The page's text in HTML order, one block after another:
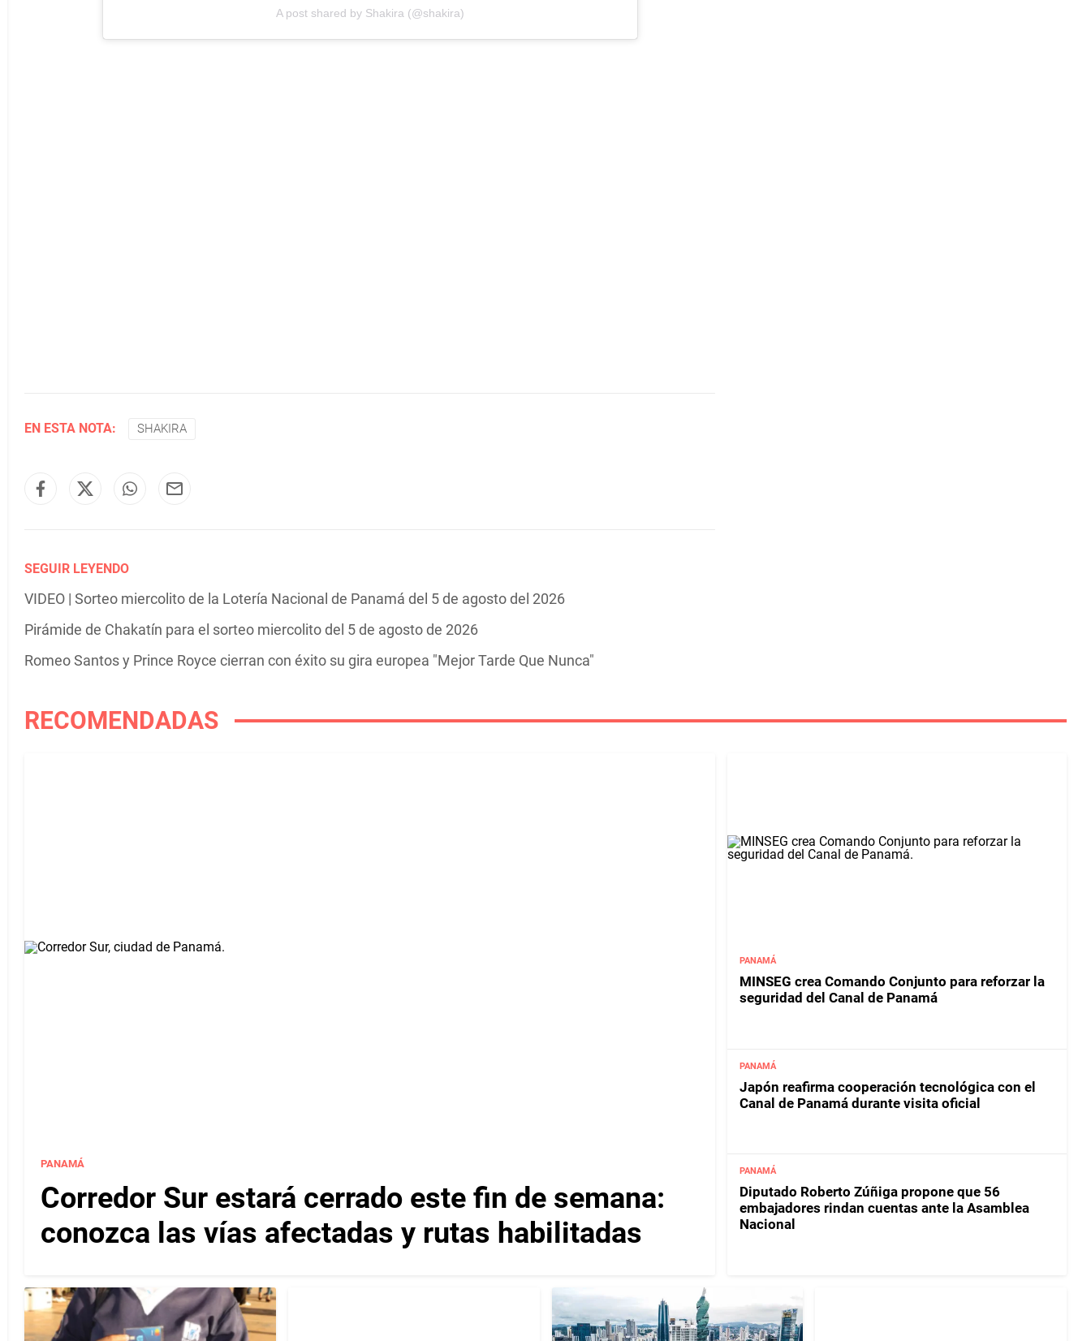
A post shared by Shakira (@shakira)
EN ESTA NOTA: SHAKIRA
SEGUIR LEYENDO
VIDEO | Sorteo miercolito de la Lotería Nacional de Panamá del 5 de agosto del 2026
Pirámide de Chakatín para el sorteo miercolito del 5 de agosto de 2026
Romeo Santos y Prince Royce cierran con éxito su gira europea "Mejor Tarde Que Nunca"
RECOMENDADAS
PANAMÁ
Corredor Sur estará cerrado este fin de semana:
conozca las vías afectadas y rutas habilitadas
PANAMÁ
MINSEG crea Comando Conjunto para reforzar la
seguridad del Canal de Panamá
PANAMÁ
Japón reafirma cooperación tecnológica con el
Canal de Panamá durante visita oficial
PANAMÁ
Diputado Roberto Zúñiga propone que 56
embajadores rindan cuentas ante la Asamblea
Nacional